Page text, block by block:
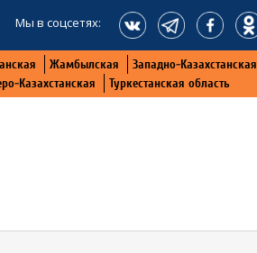
Мы в соцсетях:
Жамбылская
Западно-Казахстанская
Казахстанская Туркестанская область